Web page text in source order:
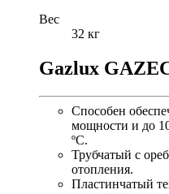
Вес
32 кг
Gazlux
Способен
мощности и до
ºС.
Трубчатый с
отопления.
Пластинчатый